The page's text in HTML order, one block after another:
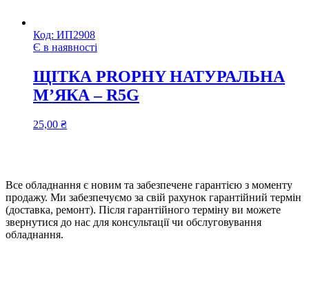
Код: ИП2908
Є в наявності
ЩІТКА PROPHY НАТУРАЛЬНА
М’ЯКА – R5G
25,00 ₴
Все обладнання є новим та забезпечене гарантією з моменту
продажу. Ми забезпечуємо за свій рахунок гарантійний термін
(доставка, ремонт). Після гарантійного терміну ви можете
звернутися до нас для консультації чи обслуговування
обладнання.